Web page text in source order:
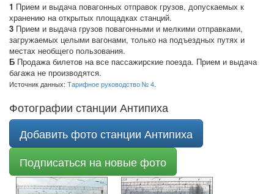
1 Прием и выдача повагонных отправок грузов, допускаемых к
хранению на открытых площадках станций.
3 Прием и выдача грузов повагонными и мелкими отправками,
загружаемых целыми вагонами, только на подъездных путях и
местах необщего пользования.
Б Продажа билетов на все пассажирские поезда. Прием и выдача
багажа не производятся.
Источник данных: Тарифное руководство № 4.
Фотографии станции Антипиха
Добавить фото станции Антипиха
Подписаться на новые фото